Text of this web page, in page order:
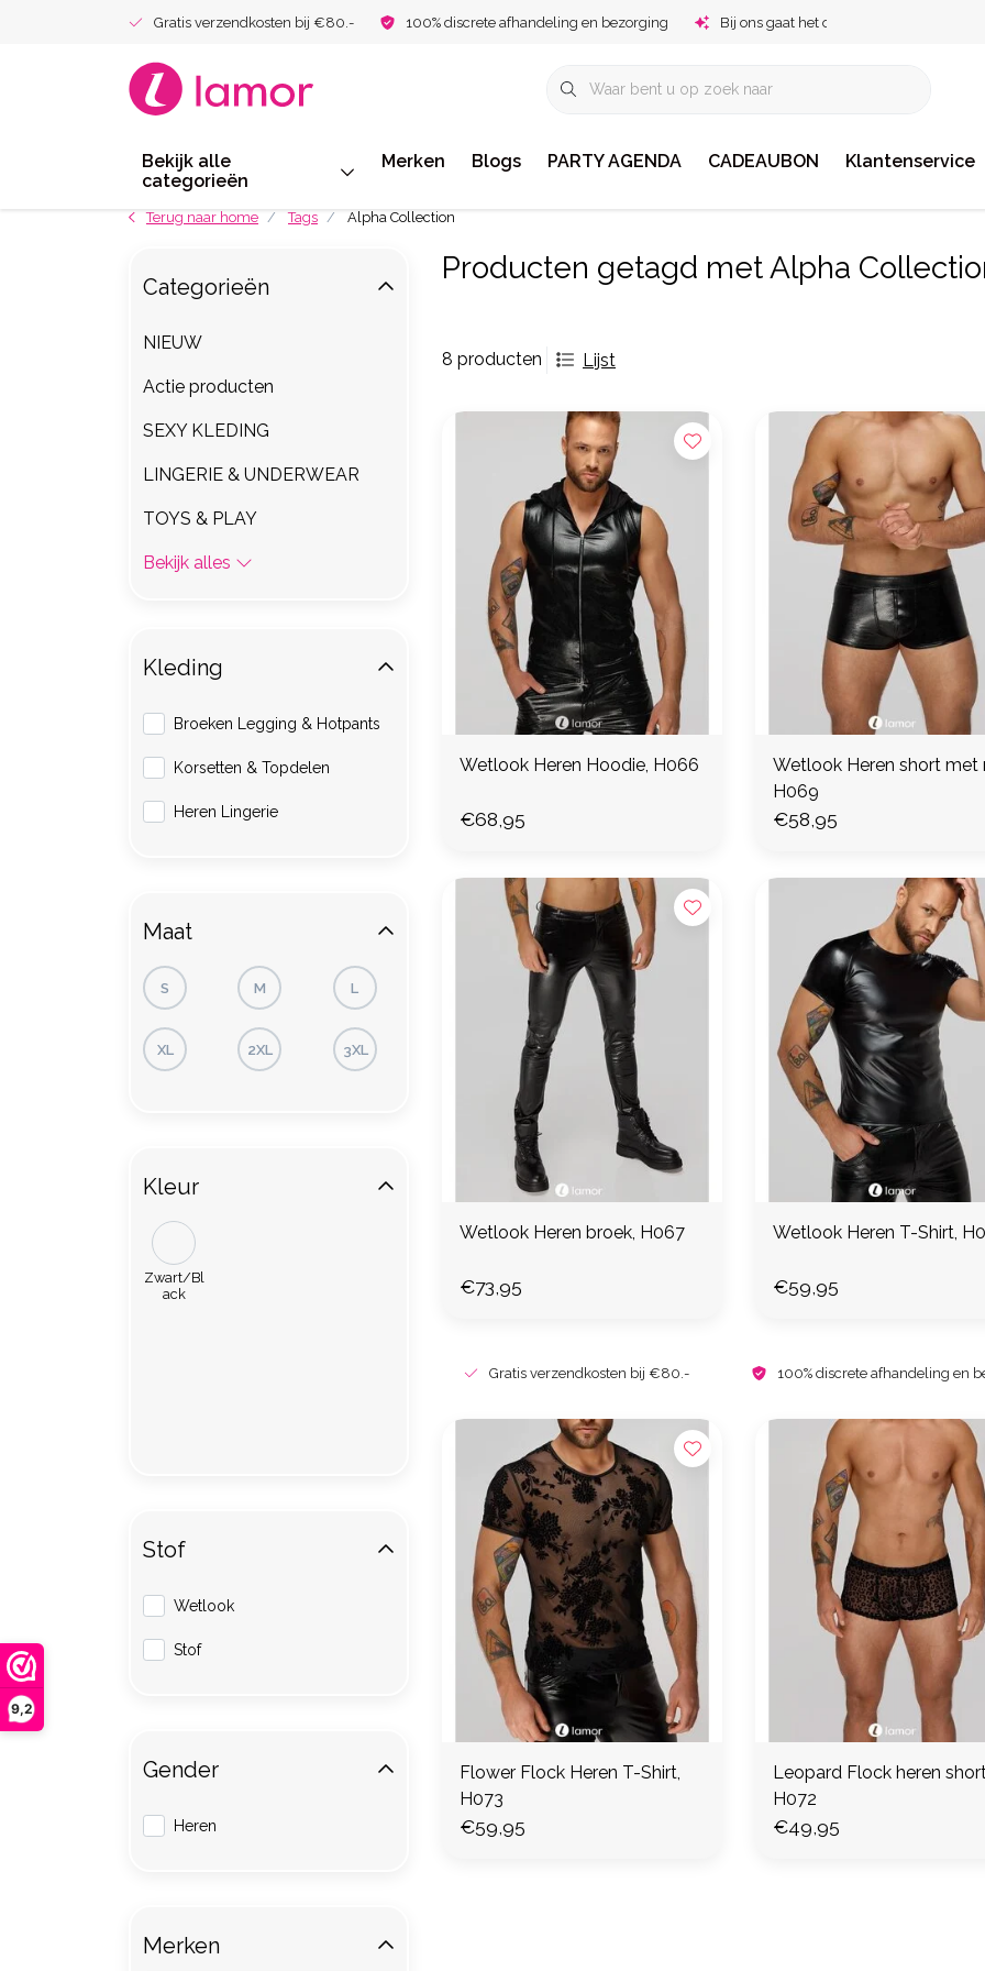
9,2
Gratis verzendkosten bij €80.- 100% discrete afhandeling en bezorging Bij ons gaat het om jou!
Bekijk alle
categorieën
Merken Blogs PARTY AGENDA CADEAUBON Klantenservice
Terug naar home Tags Alpha Collection
Producten getagd met Alpha
8 producten Lijst
Wetlook Heren Hoodie, H066
€68,95
Wetlook Heren short met
H069
€58,95
Wetlook Heren broek, H067
€73,95
Wetlook Heren T-Shirt,
€59,95
Gratis verzendkosten bij €80.- 100% discrete afhandeling en
Flower Flock Heren T-Shirt,
H073
€59,95
Leopard Flock heren short
H072
€49,95
Categorieën
NIEUW
Actie producten
SEXY KLEDING
LINGERIE & UNDERWEAR
TOYS & PLAY
Bekijk alles
Kleding
Broeken Legging & Hotpants
Korsetten & Topdelen
Heren Lingerie
Maat
S M L
XL 2XL 3XL
Kleur
Zwart/Bl
ack
Stof
Wetlook
Stof
Gender
Heren
Merken